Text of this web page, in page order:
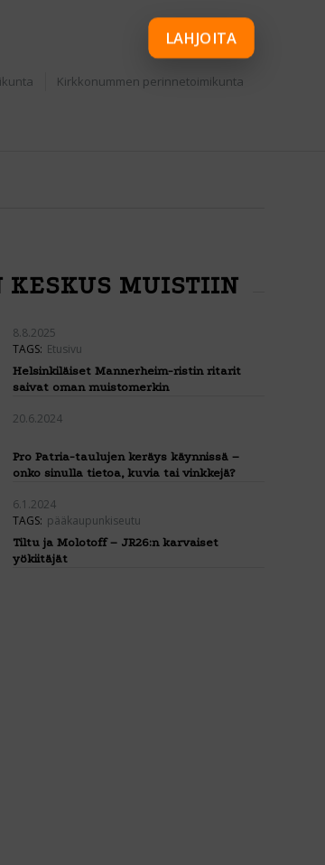
Kirkkonummen perinnetoimikunta
KESKUS MUISTIIN
8.8.2025
TAGS: Etusivu
Helsinkiläiset Mannerheim-ristin ritarit
saivat oman muistomerkin
20.6.2024
Pro Patria-taulujen keräys käynnissä –
onko sinulla tietoa, kuvia tai vinkkejä?
6.1.2024
TAGS: pääkaupunkiseutu
Tiltu ja Molotoff – JR26:n karvaiset
yökiitäjät
LAHJOITA